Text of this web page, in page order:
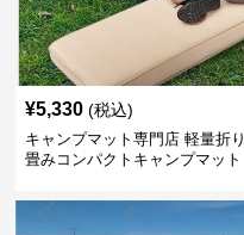
¥5,330 (税込)
キャンプマット専門店 軽量折り
畳みコンパクトキャンプマット